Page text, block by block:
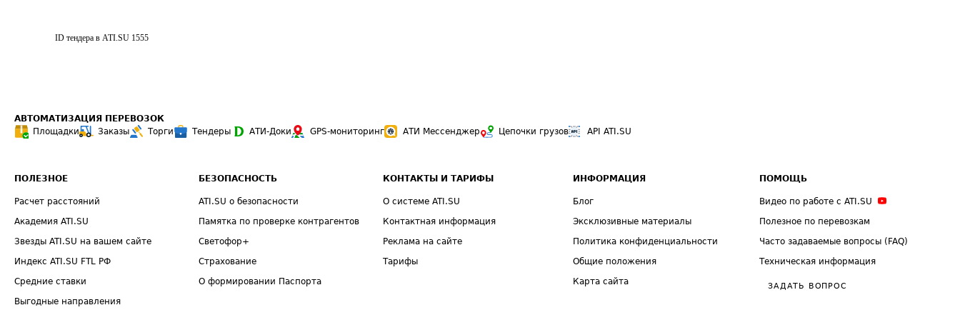
ID тендера в ATI.SU 1555
АВТОМАТИЗАЦИЯ ПЕРЕВОЗОК
Площадки
Заказы Торги Тендеры АТИ-Доки GPS-мониторинг АТИ Мессенджер Цепочки грузов API ATI.SU
ПОЛЕЗНОЕ
Расчет расстояний
Академия ATI.SU
Звезды ATI.SU на вашем сайте
Индекс ATI.SU FTL РФ
Средние ставки
Выгодные направления
БЕЗОПАСНОСТЬ
ATI.SU о безопасности
Памятка по проверке контрагентов
Светофор+
Страхование
О формировании Паспорта
КОНТАКТЫ И ТАРИФЫ
О системе ATI.SU
Контактная информация
Реклама на сайте
Тарифы
ИНФОРМАЦИЯ
Блог
Эксклюзивные материалы
Политика конфиденциальности
Общие положения
Карта сайта
ПОМОЩЬ
Видео по работе с ATI.SU
Полезное по перевозкам
Часто задаваемые вопросы (FAQ)
Техническая информация
ЗАДАТЬ ВОПРОС